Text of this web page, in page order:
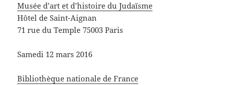
Musée d’art et d’histoire du Judaïsme
Hôtel de Saint-Aignan
71 rue du Temple 75003 Paris
Samedi 12 mars 2016
Bibliothèque nationale de France